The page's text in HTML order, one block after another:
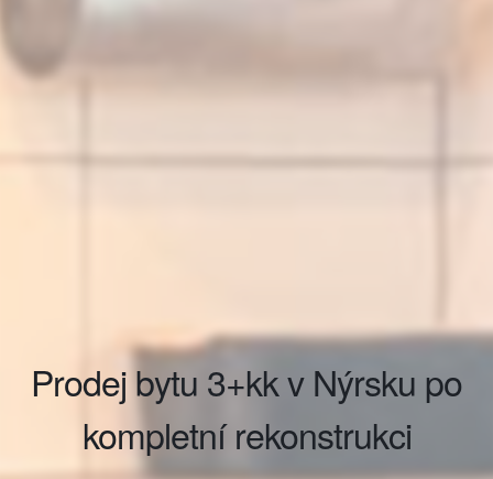
Prodej bytu 3+kk v Nýrsku po
kompletní rekonstrukci